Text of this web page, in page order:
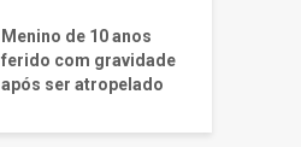
Menino de 10 anos
ferido com gravidade
após ser atropelado